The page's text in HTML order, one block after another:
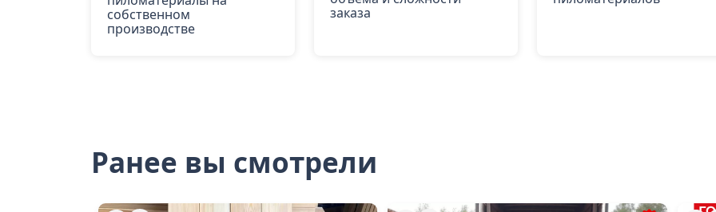
собственном
производстве
заказа
Ранее вы смотрели